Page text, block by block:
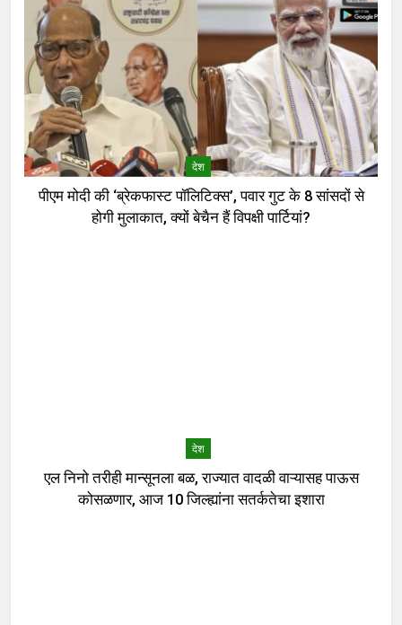
देश
पीएम मोदी की ‘ब्रेकफास्ट पॉलिटिक्स’, पवार गुट के 8 सांसदों से
होगी मुलाकात, क्यों बेचैन हैं विपक्षी पार्टियां?
देश
एल निनो तरीही मान्सूनला बळ, राज्यात वादळी वाऱ्यासह पाऊस
कोसळणार, आज 10 जिल्ह्यांना सतर्कतेचा इशारा